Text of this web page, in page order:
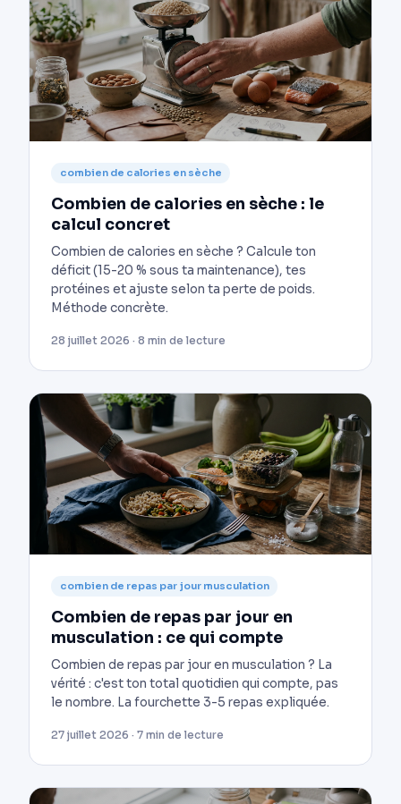
combien de calories en sèche
Combien de calories en sèche : le
calcul concret
Combien de calories en sèche ? Calcule ton
déficit (15-20 % sous ta maintenance), tes
protéines et ajuste selon ta perte de poids.
Méthode concrète.
28 juillet 2026 · 8 min de lecture
combien de repas par jour musculation
Combien de repas par jour en
musculation : ce qui compte
Combien de repas par jour en musculation ? La
vérité : c'est ton total quotidien qui compte, pas
le nombre. La fourchette 3-5 repas expliquée.
27 juillet 2026 · 7 min de lecture